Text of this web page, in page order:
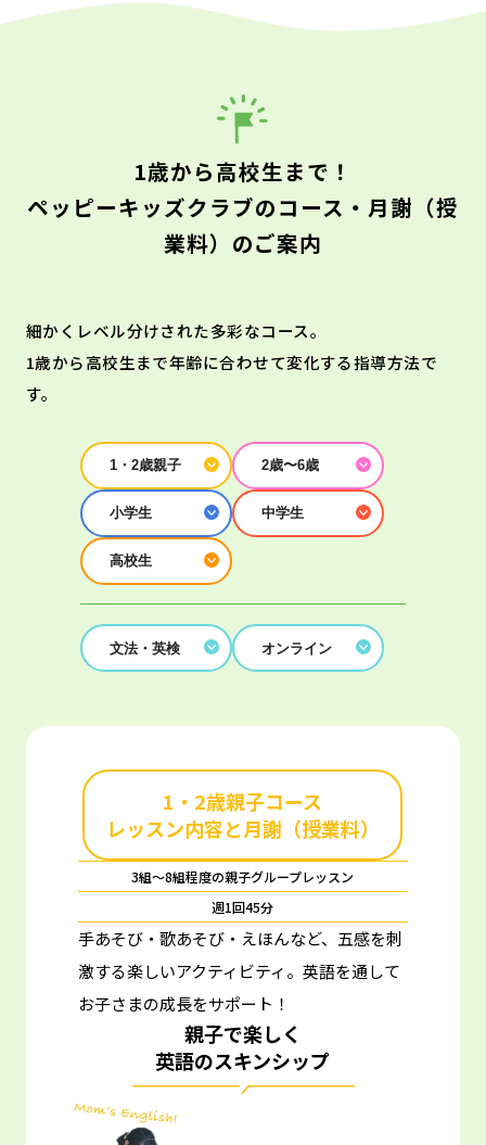
1歳から高校生まで！
ペッピーキッズクラブのコース・月謝（授
業料）のご案内
細かくレベル分けされた多彩なコース。
1歳から高校生まで年齢に合わせて変化する指導方法で
す。
1・2歳親子 2歳〜6歳
小学生 中学生
高校生
文法・英検 オンライン
1・2歳親子コース
レッスン内容と月謝（授業料）
3組～8組程度の親子グループレッスン
週1回45分
手あそび・歌あそび・えほんなど、五感を刺
激する楽しいアクティビティ。 英語を通して
お子さまの成長をサポート！
親子で楽しく
英語のスキンシップ